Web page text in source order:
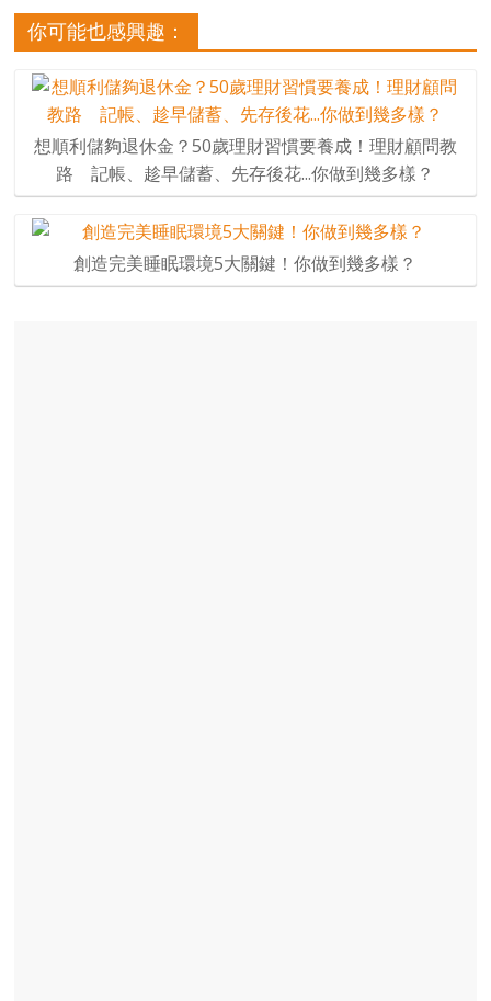
你可能也感興趣：
想順利儲夠退休金？50歲理財習慣要養成！理財顧問教
路 記帳、趁早儲蓄、先存後花...你做到幾多樣？
創造完美睡眠環境5大關鍵！你做到幾多樣？